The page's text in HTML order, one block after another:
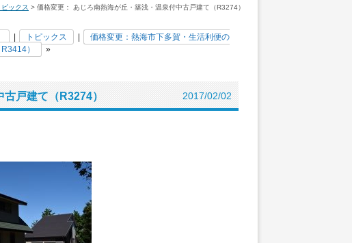
ピックス > 価格変更： あじろ南熱海が丘・築浅・温泉付中古戸建て（R3274）
トピックス
価格変更：熱海市下多賀・生活利便の
）
»
戸建て（R3274） 2017/02/02